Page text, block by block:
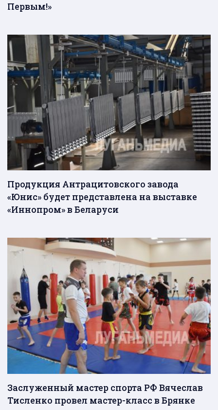
Первым!»
Продукция Антрацитовского завода
«Юнис» будет представлена на выставке
«Иннопром» в Беларуси
Заслуженный мастер спорта РФ Вячеслав
Тисленко провел мастер-класс в Брянке